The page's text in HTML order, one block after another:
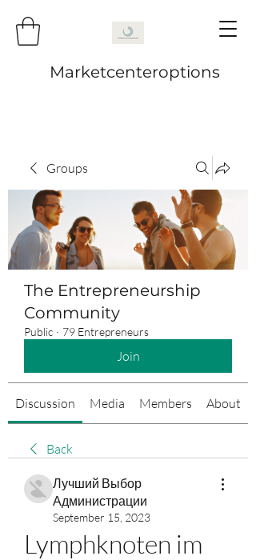
Marketcenteroptions
Groups
The Entrepreneurship
Community
Public · 79 Entrepreneurs
Join
Discussion Media Members About
Back
Лучший Выбор
Администрации
September 15, 2023
Lymphknoten im